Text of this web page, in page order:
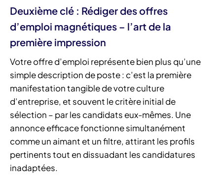
Deuxième clé : Rédiger des offres
d’emploi magnétiques – l’art de la
première impression
Votre offre d’emploi représente bien plus qu’une
simple description de poste : c’est la première
manifestation tangible de votre culture
d’entreprise, et souvent le critère initial de
sélection – par les candidats eux-mêmes. Une
annonce efficace fonctionne simultanément
comme un aimant et un filtre, attirant les profils
pertinents tout en dissuadant les candidatures
inadaptées.